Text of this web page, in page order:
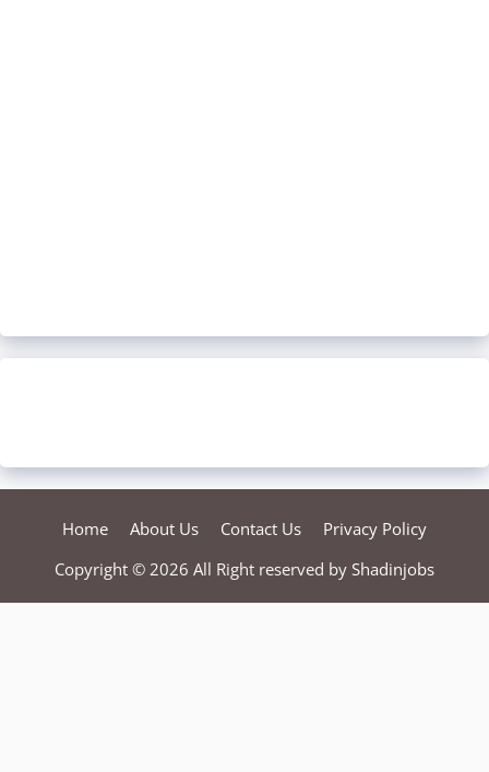
Home About Us Contact Us
Privacy Policy
Copyright © 2026 All Right reserved by Shadinjobs